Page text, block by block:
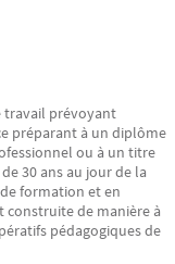
travail prévoyant
préparant à un diplôme
ou à un titre
30 ans au jour de la
formation et en
construite de manière à
pédagogiques de